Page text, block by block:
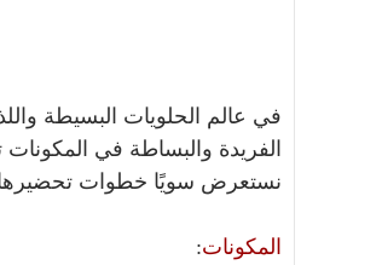
في عالم الحلويات البسيطة
الفريدة والبساطة في
نستعرض سويًا خطوات تحضيرها
المكونات: